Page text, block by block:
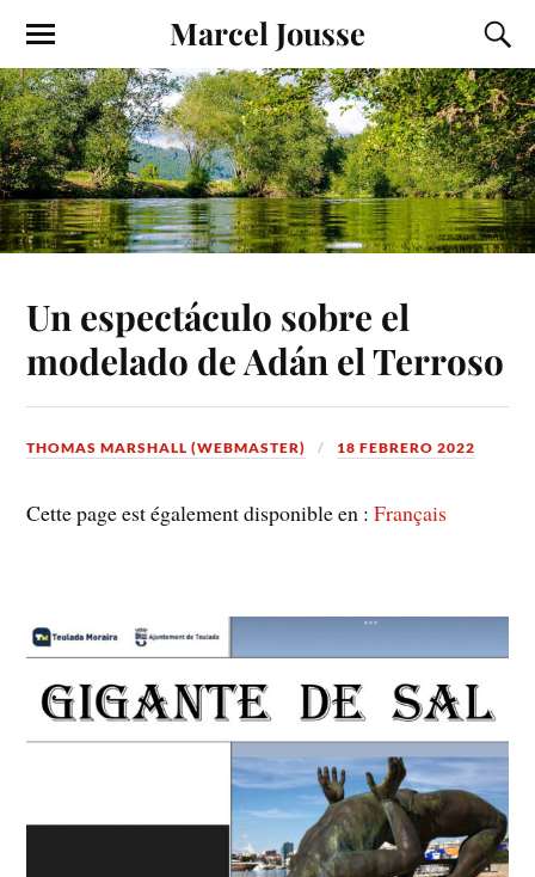
Marcel Jousse
Un espectáculo sobre el
modelado de Adán el Terroso
THOMAS MARSHALL (WEBMASTER) 18 FEBRERO 2022
Cette page est également disponible en :Français